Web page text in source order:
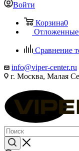
Войти
Корзина0
Отложенные
Сравнение
info@viper-center.ru
г. Москва, Малая